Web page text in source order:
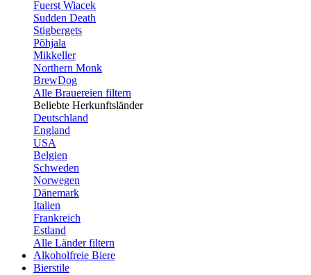
Fuerst Wiacek
Sudden Death
Stigbergets
Põhjala
Mikkeller
Northern Monk
BrewDog
Alle Brauereien filtern
Beliebte Herkunftsländer
Deutschland
England
USA
Belgien
Schweden
Norwegen
Dänemark
Italien
Frankreich
Estland
Alle Länder filtern
Alkoholfreie Biere
Bierstile